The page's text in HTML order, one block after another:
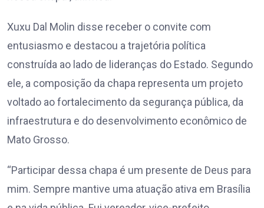
Xuxu Dal Molin disse receber o convite com
entusiasmo e destacou a trajetória política
construída ao lado de lideranças do Estado. Segundo
ele, a composição da chapa representa um projeto
voltado ao fortalecimento da segurança pública, da
infraestrutura e do desenvolvimento econômico de
Mato Grosso.
“Participar dessa chapa é um presente de Deus para
mim. Sempre mantive uma atuação ativa em Brasília